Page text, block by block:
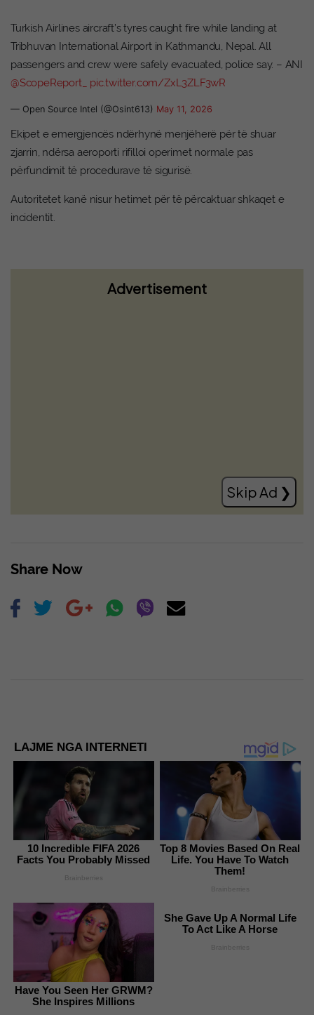
Turkish Airlines aircraft’s tyres caught fire while landing at
Tribhuvan International Airport in Kathmandu, Nepal. All
passengers and crew were safely evacuated, police say. – ANI
@ScopeReport_
pic.twitter.com/ZxL3ZLF3wR
— Open Source Intel (@Osint613) May 11, 2026
Ekipet e emergjencës ndërhynë menjëherë për të shuar
zjarrin, ndërsa aeroporti rifilloi operimet normale pas
përfundimit të procedurave të sigurisë.
Autoritetet kanë nisur hetimet për të përcaktuar shkaqet e
incidentit.
Advertisement
Skip Ad ❯
Share Now
LAJME NGA INTERNETI
10 Incredible FIFA 2026
Facts You Probably Missed
Brainberries
Top 8 Movies Based On Real
Life. You Have To Watch
Them!
Brainberries
Have You Seen Her GRWM?
She Inspires Millions
She Gave Up A Normal Life
To Act Like A Horse
Brainberries